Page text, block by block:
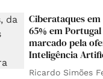
Ciberataques
65% em
marcado pela
Inteligência
Ricardo Simões